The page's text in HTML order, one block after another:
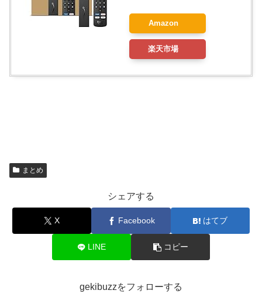
Amazon
楽天市場
まとめ
シェアする
X Facebook はてブ
LINE コピー
gekibuzzをフォローする